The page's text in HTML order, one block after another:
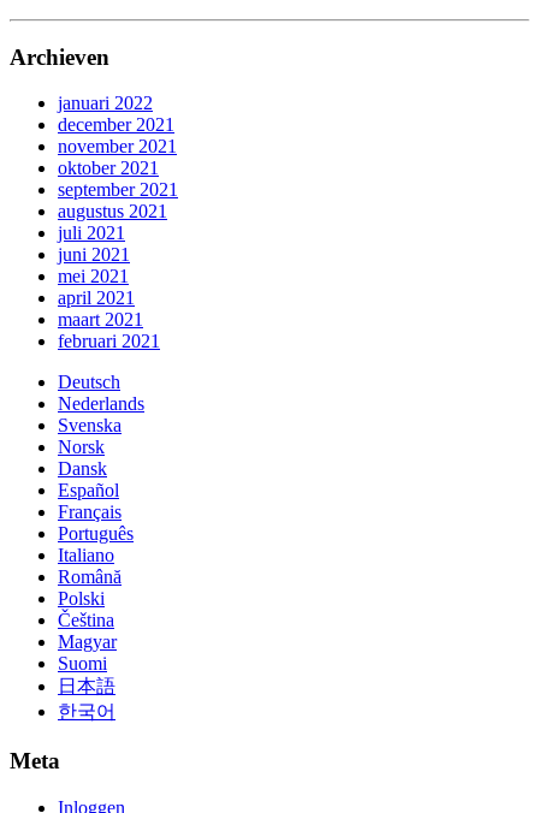
Archieven
januari 2022
december 2021
november 2021
oktober 2021
september 2021
augustus 2021
juli 2021
juni 2021
mei 2021
april 2021
maart 2021
februari 2021
Deutsch
Nederlands
Svenska
Norsk
Dansk
Español
Français
Português
Italiano
Română
Polski
Čeština
Magyar
Suomi
日本語
한국어
Meta
Inloggen